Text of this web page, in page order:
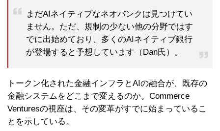
まだAIネイティブなネオバンクは見つけてい
ません。ただ、規制の少ない他の分野ではす
でに出始めており、多くのAIネイティブ銀行
が登場すると予想しています（Dan氏）。
トークン化された金融インフラとAIの融合が、既存の
金融システムをどこまで変えるのか。Commerce
Venturesの視座は、その変革がすでに始まっているこ
とを示している。